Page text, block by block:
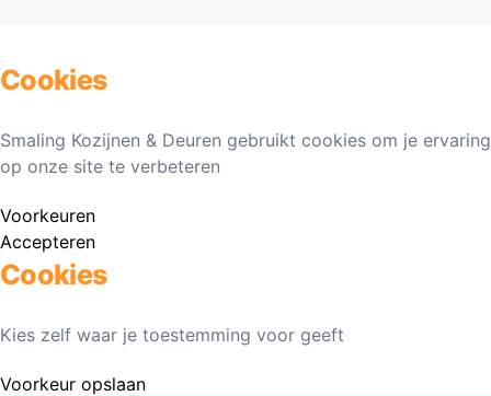
Cookies
Smaling Kozijnen & Deuren gebruikt cookies om je ervaring
op onze site te verbeteren
Voorkeuren
Accepteren
Cookies
Kies zelf waar je toestemming voor geeft
Voorkeur opslaan